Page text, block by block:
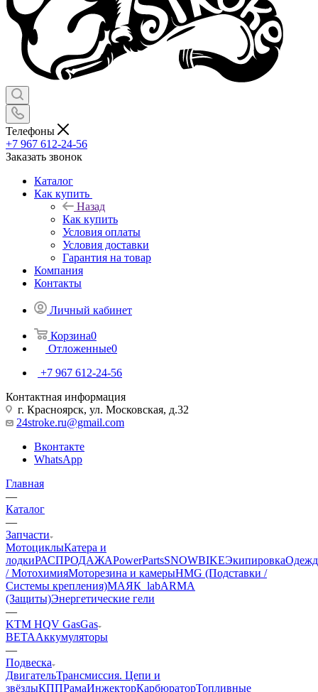
Телефоны
+7 967 612-24-56
Заказать звонок
Каталог
Как купить
Назад
Как купить
Условия оплаты
Условия доставки
Гарантия на товар
Компания
Контакты
Личный кабинет
Корзина0
Отложенные0
+7 967 612-24-56
Контактная информация
г. Красноярск, ул. Московская, д.32
24stroke.ru@gmail.com
Вконтакте
WhatsApp
Главная
—
Каталог
—
Запчасти
МотоциклыКатера и
лодкиРАСПРОДАЖАPowerPartsSNOWBIKEЭкипировка
/ МотохимияМоторезина и камерыHMG (Подставки /
Системы крепления)МАЯК_labARMA
(Защиты)Энергетические гели
—
KTM HQV GasGas
BETAАккумуляторы
—
Подвеска
ДвигательТрансмиссия. Цепи и
звёздыКППРамаИнжекторКарбюраторТопливные